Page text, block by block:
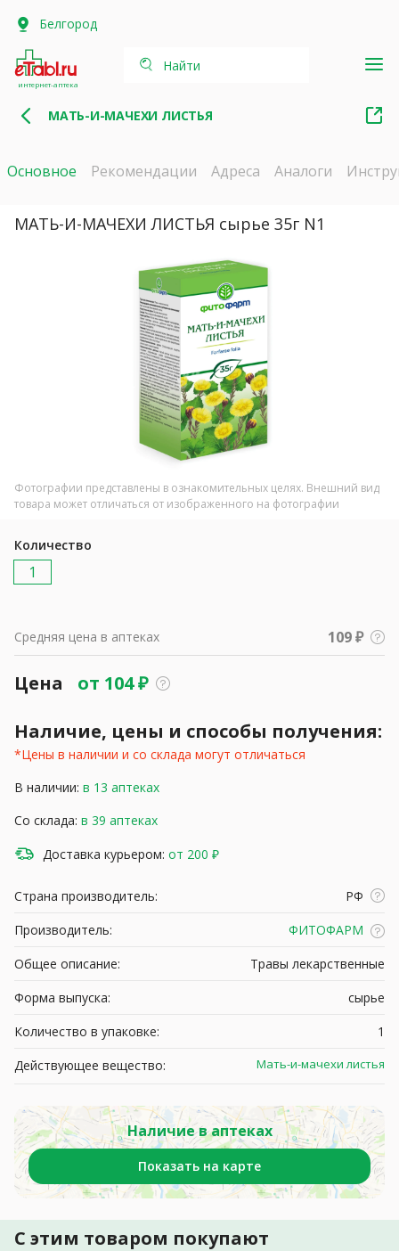
Белгород
интернет-аптека
Найти
МАТЬ-И-МАЧЕХИ ЛИСТЬЯ
Основное Рекомендации Адреса Аналоги
МАТЬ-И-МАЧЕХИ ЛИСТЬЯ сырье 35г N1
Фотографии представлены в ознакомительных целях. Внешний вид
товара может отличаться от изображенного на фотографии
Количество
1
Средняя цена в аптеках 109 ₽
Цена от 104₽
Наличие, цены и способы получения:
*Цены в наличии и со склада могут отличаться
В наличии: в 13 аптеках
Со склада: в 39 аптеках
Доставка курьером: от 200 ₽
Страна производитель:
РФ
Производитель:
ФИТОФАРМ
Общее описание:
Травы лекарственные
Форма выпуска:
сырье
Количество в упаковке:
1
Действующее вещество:
Мать-и-мачехи листья
Наличие в аптеках
Показать на карте
С этим товаром покупают